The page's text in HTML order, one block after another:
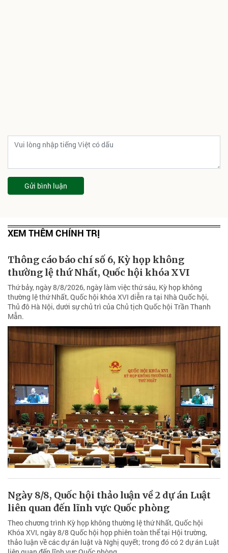
Gửi bình luận
XEM THÊM CHÍNH TRỊ
Thông cáo báo chí số 6, Kỳ họp không
thường lệ thứ Nhất, Quốc hội khóa XVI
Thứ bảy, ngày 8/8/2026, ngày làm việc thứ sáu, Kỳ họp không
thường lệ thứ Nhất, Quốc hội khóa XVI diễn ra tại Nhà Quốc hội,
Thủ đô Hà Nội, dưới sự chủ trì của Chủ tịch Quốc hội Trần Thanh
Mẫn.
Ngày 8/8, Quốc hội thảo luận về 2 dự án Luật
liên quan đến lĩnh vực Quốc phòng
Theo chương trình Kỳ họp không thường lệ thứ Nhất, Quốc hội
Khóa XVI, ngày 8/8 Quốc hội họp phiên toàn thể tại Hội trường,
thảo luận về các dự án luật và Nghị quyết; trong đó có 2 dự án Luật